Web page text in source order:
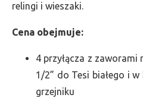
relingi i wieszaki.
Cena obejmuje:
4 przyłącza z
1/2” do Tesi białego i
grzejniku